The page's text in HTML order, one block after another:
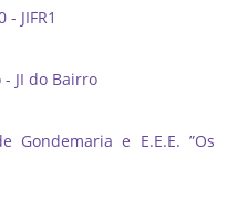
JIFR1
JI do Bairro
Gondemaria e E.E.E. ”Os